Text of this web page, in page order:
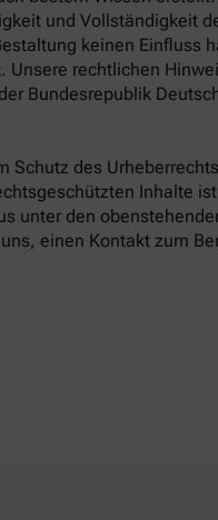
und Vollständigkeit
keinen Einfluss
rechtlichen
Bundesrepublik
Schutz des
Inhalte
unter den
einen Kontakt zum